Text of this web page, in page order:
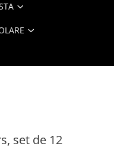
set de 12